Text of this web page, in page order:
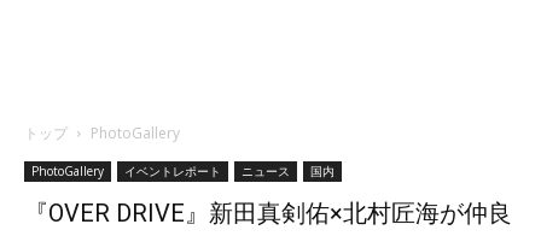
トップ PhotoGallery
PhotoGallery イベントレポート ニュース 国内
『OVER DRIVE』新田真剣佑×北村匠海が仲良